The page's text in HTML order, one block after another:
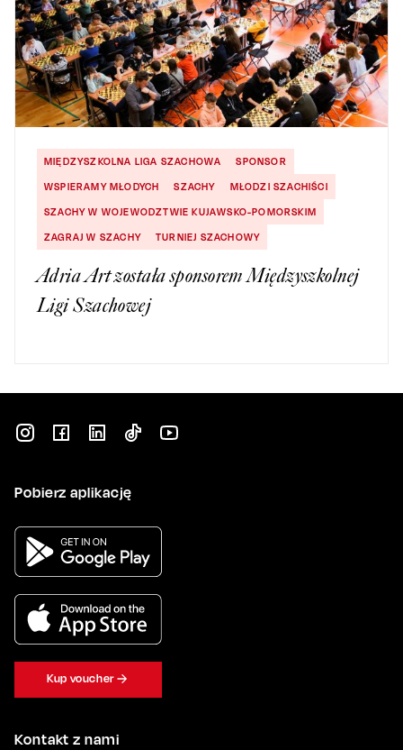
MIĘDZYSZKOLNA LIGA SZACHOWA
SPONSOR
WSPIERAMY MŁODYCH
SZACHY
MŁODZI SZACHIŚCI
SZACHY W WOJEWODZTWIE KUJAWSKO-POMORSKIM
ZAGRAJ W SZACHY
TURNIEJ SZACHOWY
Adria Art została sponsorem Międzyszkolnej
Ligi Szachowej
Kontakt z nami
Pobierz aplikację
Kup voucher